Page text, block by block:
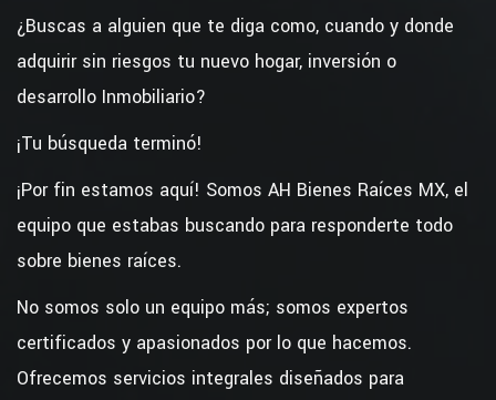
¿Buscas a alguien que te diga como, cuando y donde
adquirir sin riesgos tu nuevo hogar, inversión o
desarrollo Inmobiliario?
¡Tu búsqueda terminó!
¡Por fin estamos aquí! Somos AH Bienes Raíces MX, el
equipo que estabas buscando para responderte todo
sobre bienes raíces.
No somos solo un equipo más; somos expertos
certificados y apasionados por lo que hacemos.
Ofrecemos servicios integrales diseñados para